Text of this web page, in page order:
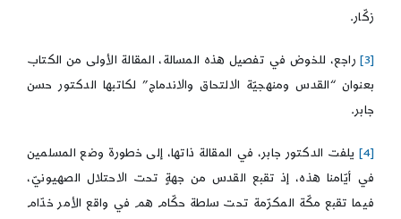
زكّار.
[3]
راجع، للخوض في تفصيل هذه المسالة، المقالة الأولى من الكتاب
بعنوان “القدس ومنهجيّة الالتحاق والاندماج” لكاتبها الدكتور حسن
جابر.
[4]
يلفت الدكتور جابر، في المقالة ذاتها، إلى خطورة وضع المسلمين
في أيّامنا هذه، إذ تقبع القدس من جهةٍ تحت الاحتلال الصهيونيّ،
فيما تقبع مكّة المكرّمة تحت سلطة حكّام هم في واقع الأمر خدّام